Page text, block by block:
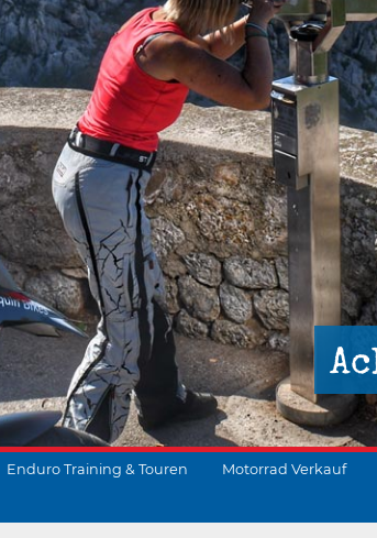
Enduro Training & Touren Motorrad Verkauf